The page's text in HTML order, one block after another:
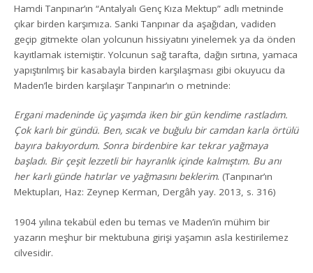
Hamdi Tanpınar’ın “Antalyalı Genç Kıza Mektup” adlı metninde
çıkar birden karşımıza. Sanki Tanpınar da aşağıdan, vadiden
geçip gitmekte olan yolcunun hissiyatını yinelemek ya da önden
kayıtlamak istemiştir. Yolcunun sağ tarafta, dağın sırtına, yamaca
yapıştırılmış bir kasabayla birden karşılaşması gibi okuyucu da
Maden’le birden karşılaşır Tanpınar’ın o metninde:
Ergani madeninde üç yaşımda iken bir gün kendime rastladım.
Çok karlı bir gündü. Ben, sıcak ve buğulu bir camdan karla örtülü
bayıra bakıyordum. Sonra birdenbire kar tekrar yağmaya
başladı. Bir çeşit lezzetli bir hayranlık içinde kalmıştım. Bu anı
her karlı günde hatırlar ve yağmasını beklerim. (Tanpınar’ın
Mektupları, Haz: Zeynep Kerman, Dergâh yay. 2013, s. 316)
1904 yılına tekabül eden bu temas ve Maden’in mühim bir
yazarın meşhur bir mektubuna girişi yaşamın asla kestirilemez
cilvesidir.